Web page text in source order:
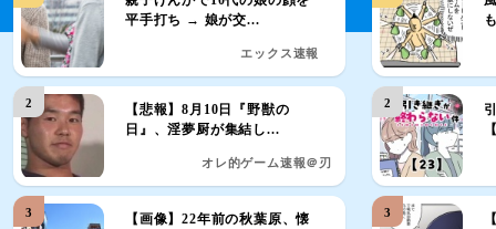
平手打ち → 娘が交...
エックス速報
2
【悲報】8月10日『野獣の
日』、淫夢厨が集結し...
オレ的ゲーム速報＠刃
3
【画像】22年前の秋葉原、懐
2
3